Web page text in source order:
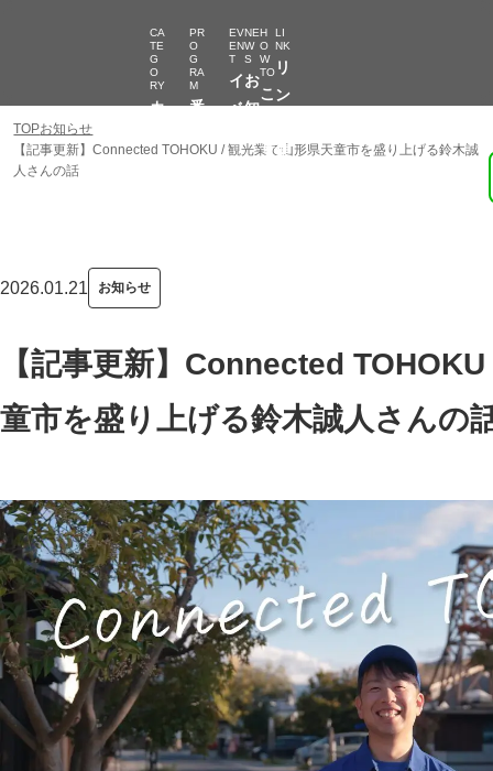
CA
TE
G
O
RY
カ
PR
O
G
RA
M
番
EV
EN
T
イ
ベ
NE
W
S
お
知
H
O
W
TO
こ
サ
LI
NK
リ
ン
集
TOPお知らせ
【記事更新】Connected TOHOKU / 観光業で山形県天童市を盛り上げる鈴木誠
人さんの話
2026.01.21 お知らせ
【記事更新】Connected
童市を盛り上げる鈴木誠人さんの